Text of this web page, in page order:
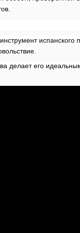
испанского
делает его